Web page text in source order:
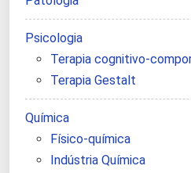
Psicologia
Terapia cognitivo-
Terapia Gestalt
Química
Físico-química
Indústria Química